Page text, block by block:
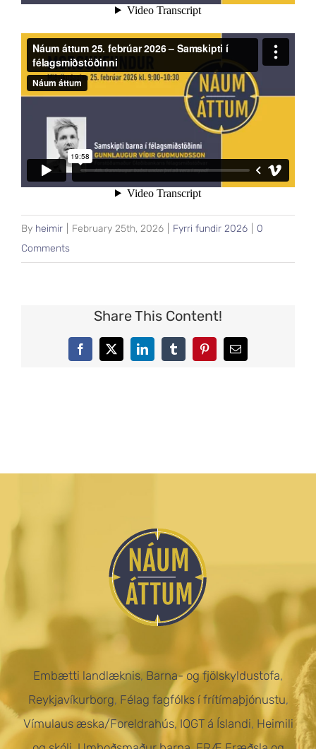
By heimir February 25th, 2026 Fyrri fundir 2026
0
Comments
Share This Content!
Facebook
X LinkedInTumblrPinterestEmail
Embætti landlæknis, Barna- og fjölskyldustofa,
Reykjavíkurborg, Félag fagfólks í frítímaþjónustu,
Vímulaus æska/Foreldrahús, IOGT á Íslandi, Heimili